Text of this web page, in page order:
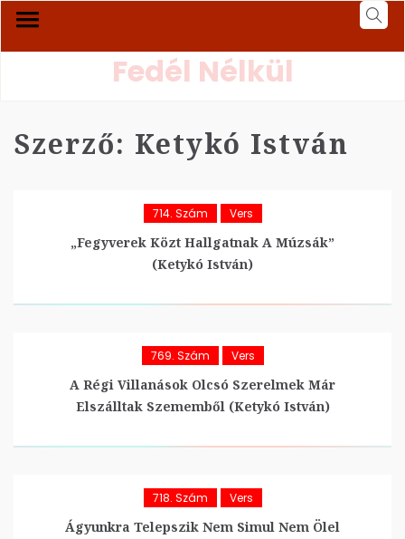
Fedél Nélkül
Szerző: Ketykó István
714. Szám Vers
„Fegyverek Közt Hallgatnak A Múzsák”
(Ketykó István)
769. Szám Vers
A Régi Villanások Olcsó Szerelmek Már
Elszálltak Szememből (Ketykó István)
718. Szám Vers
Ágyunkra Telepszik Nem Simul Nem Ölel